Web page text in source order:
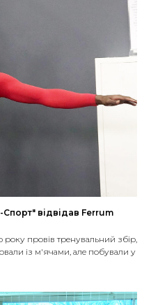
відвідав Ferrum
провів тренувальний збір,
із м'ячами, але побували у